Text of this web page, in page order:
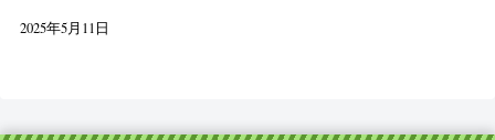
2025年5月11日